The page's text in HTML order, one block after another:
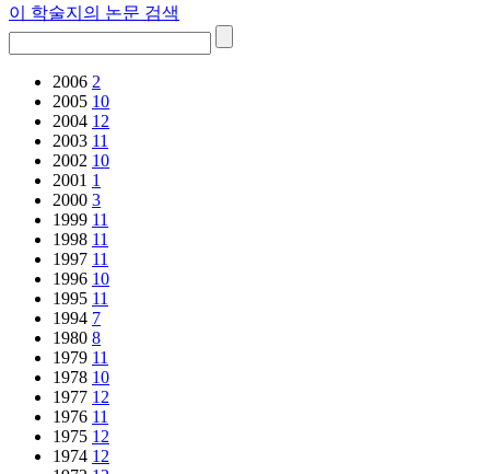
이 학술지의 논문 검색
2006 2
2005 10
2004 12
2003 11
2002 10
2001 1
2000 3
1999 11
1998 11
1997 11
1996 10
1995 11
1994 7
1980 8
1979 11
1978 10
1977 12
1976 11
1975 12
1974 12